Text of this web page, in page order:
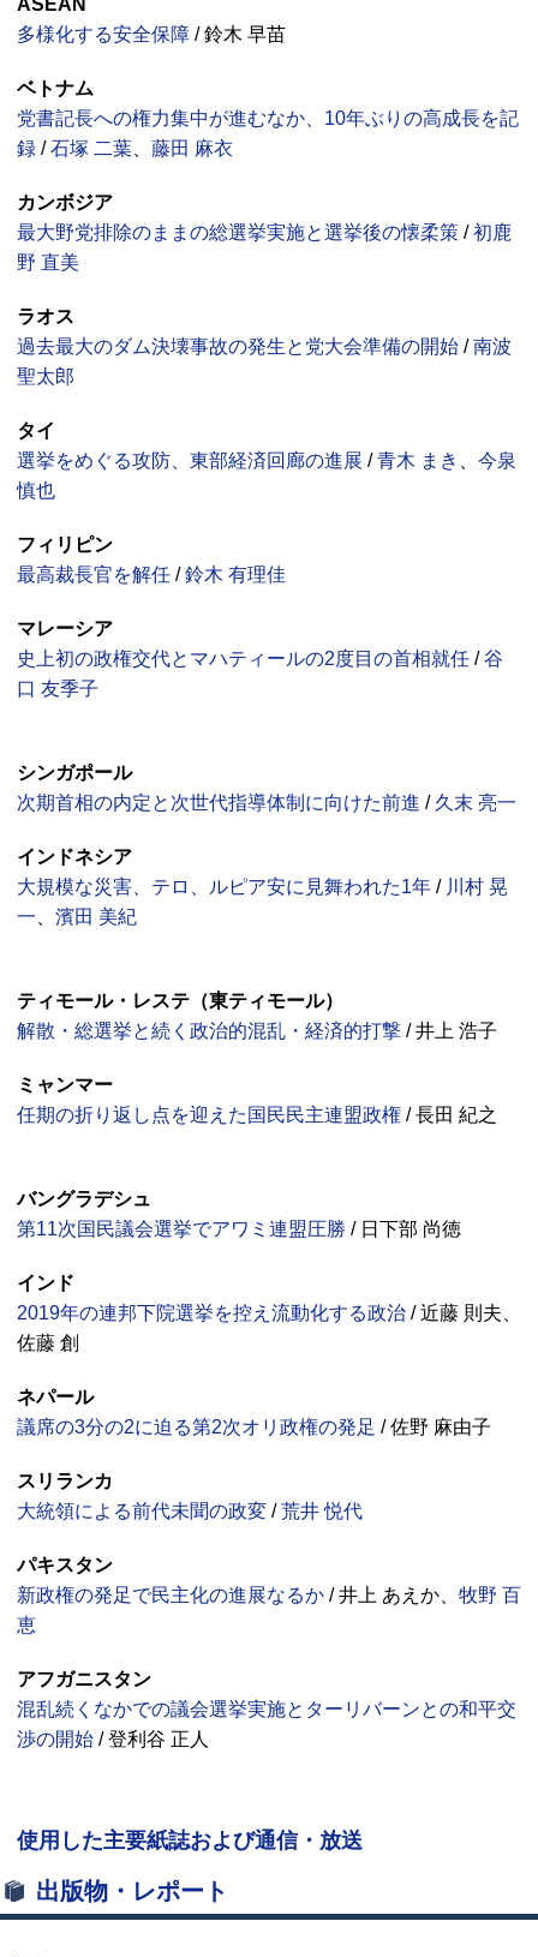
ASEAN
多様化する安全保障 / 鈴木 早苗
ベトナム
党書記長への権力集中が進むなか、10年ぶりの高成長を記
録 /石塚 二葉 藤田 麻衣
カンボジア
最大野党排除のままの総選挙実施と選挙後の懐柔策 /初鹿
野 直美
ラオス
過去最大のダム決壊事故の発生と党大会準備の開始 /南波
聖太郎
タイ
選挙をめぐる攻防、東部経済回廊の進展 /青木 まき
今泉
慎也
フィリピン
最高裁長官を解任 /鈴木 有理佳
マレーシア
史上初の政権交代とマハティールの2度目の首相就任 /谷
口 友季子
シンガポール
次期首相の内定と次世代指導体制に向けた前進 / 久末 亮一
インドネシア
大規模な災害、テロ、ルピア安に見舞われた1年 / 川村 晃
一
濱田 美紀
ティモール・レステ（東ティモール）
解散・総選挙と続く政治的混乱・経済的打撃 / 井上 浩子
ミャンマー
任期の折り返し点を迎えた国民民主連盟政権 / 長田 紀之
バングラデシュ
第11次国民議会選挙でアワミ連盟圧勝 / 日下部 尚徳
インド
2019年の連邦下院選挙を控え流動化する政治 / 近藤 則夫、
佐藤 創
ネパール
議席の3分の2に迫る第2次オリ政権の発足 / 佐野 麻由子
スリランカ
大統領による前代未聞の政変 /荒井 悦代
パキスタン
新政権の発足で民主化の進展なるか / 井上 あえか、 牧野 百
恵
アフガニスタン
混乱続くなかでの議会選挙実施とターリバーンとの和平交
渉の開始 / 登利谷 正人
使用した主要紙誌および通信・放送
出版物・レポート